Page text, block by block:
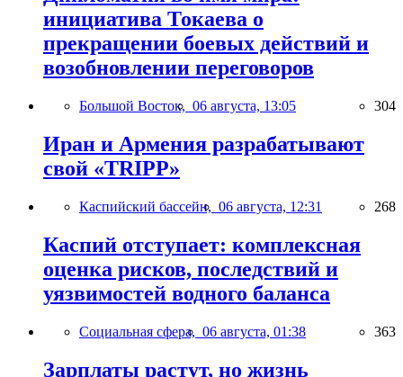
инициатива Токаева о
прекращении боевых действий и
возобновлении переговоров
Большой Восток, 06 августа, 13:05 304
Иран и Армения разрабатывают
свой «TRIPP»
Каспийский бассейн, 06 августа, 12:31 268
Каспий отступает: комплексная
оценка рисков, последствий и
уязвимостей водного баланса
Социальная сфера, 06 августа, 01:38 363
Зарплаты растут, но жизнь